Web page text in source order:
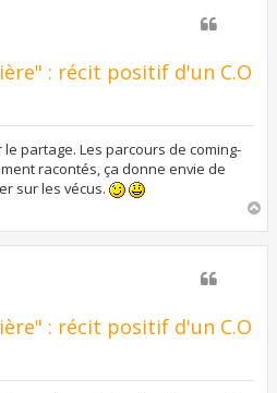
: récit positif d'un C.O
partage. Les parcours de coming-
racontés, ça donne envie de
sur les vécus.
u
: récit positif d'un C.O